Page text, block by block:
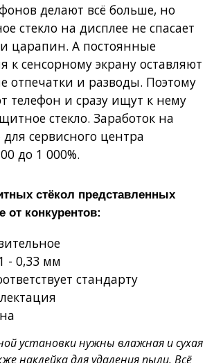
делают всё больше, но
стекло на дисплее не спасает
царапин. А постоянные
к сенсорному экрану оставляют
отпечатки и разводы. Поэтому
телефон и сразу ищут к нему
стекло. Заработок на
сервисного центра
до 1 000%.
стёкол представленных
от конкурентов:
- 0,33 мм
стандарту
установки нужны влажная и сухая
наклейка для удаления пыли. Всё